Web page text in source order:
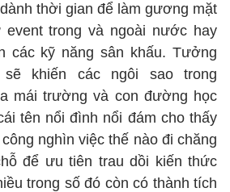
thời gian để làm gương mặt
event trong và ngoài nước hay
các kỹ năng sân khấu. Tưởng
khiến các ngôi sao trong
mái trường và con đường học
tên nổi đình nổi đám cho thấy
nghìn việc thế nào đi chăng
để ưu tiên trau dồi kiến thức
trong số đó còn có thành tích